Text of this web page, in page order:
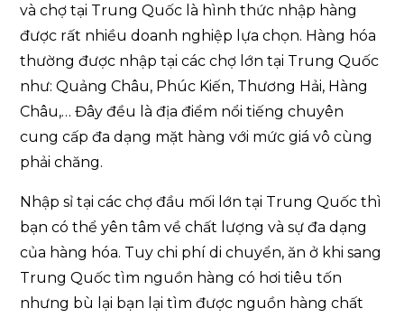
và chợ tại Trung Quốc là hình thức nhập hàng
được rất nhiều doanh nghiệp lựa chọn. Hàng hóa
thường được nhập tại các chợ lớn tại Trung Quốc
như: Quảng Châu, Phúc Kiến, Thương Hải, Hàng
Châu,… Đây đều là địa điểm nổi tiếng chuyên
cung cấp đa dạng mặt hàng với mức giá vô cùng
phải chăng.
Nhập sỉ tại các chợ đầu mối lớn tại Trung Quốc thì
bạn có thể yên tâm về chất lượng và sự đa dạng
của hàng hóa. Tuy chi phí di chuyển, ăn ở khi sang
Trung Quốc tìm nguồn hàng có hơi tiêu tốn
nhưng bù lại bạn lại tìm được nguồn hàng chất